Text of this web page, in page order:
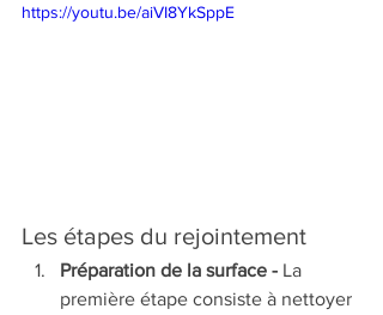
https://youtu.be/aiVI8YkSppE
Les étapes du rejointement
Préparation de la surface - La
première étape consiste à nettoyer